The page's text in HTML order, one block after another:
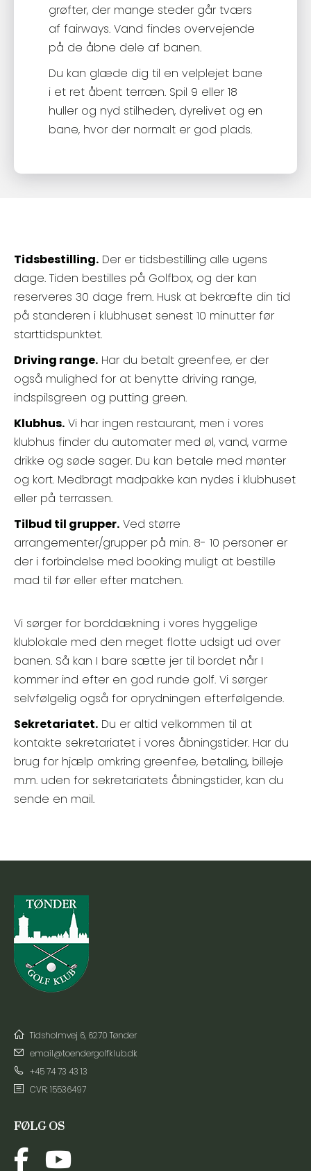
grøfter, der mange steder går tværs
af fairways. Vand findes overvejende
på de åbne dele af banen.
Du kan glæde dig til en velplejet bane
i et ret åbent terræn. Spil 9 eller 18
huller og nyd stilheden, dyrelivet og en
bane, hvor der normalt er god plads.
Tidsbestilling. Der er tidsbestilling alle ugens
dage. Tiden bestilles på Golfbox, og der kan
reserveres 30 dage frem. Husk at bekræfte din tid
på standeren i klubhuset senest 10 minutter før
starttidspunktet.
Driving range. Har du betalt greenfee, er der
også mulighed for at benytte driving range,
indspilsgreen og putting green.
Klubhus. Vi har ingen restaurant, men i vores
klubhus finder du automater med øl, vand, varme
drikke og søde sager. Du kan betale med mønter
og kort. Medbragt madpakke kan nydes i klubhuset
eller på terrassen.
Tilbud til grupper. Ved større
arrangementer/grupper på min. 8- 10 personer er
der i forbindelse med booking muligt at bestille
mad til før eller efter matchen.
Vi sørger for borddækning i vores hyggelige
klublokale med den meget flotte udsigt ud over
banen. Så kan I bare sætte jer til bordet når I
kommer ind efter en god runde golf. Vi sørger
selvfølgelig også for oprydningen efterfølgende.
Sekretariatet. Du er altid velkommen til at
kontakte sekretariatet i vores åbningstider. Har du
brug for hjælp omkring greenfee, betaling, billeje
m.m. uden for sekretariatets åbningstider, kan du
sende en mail.
Tidsholmvej 6, 6270 Tønder
email@toendergolfklub.dk
+45 74 73 43 13
CVR: 15536497
FØLG OS